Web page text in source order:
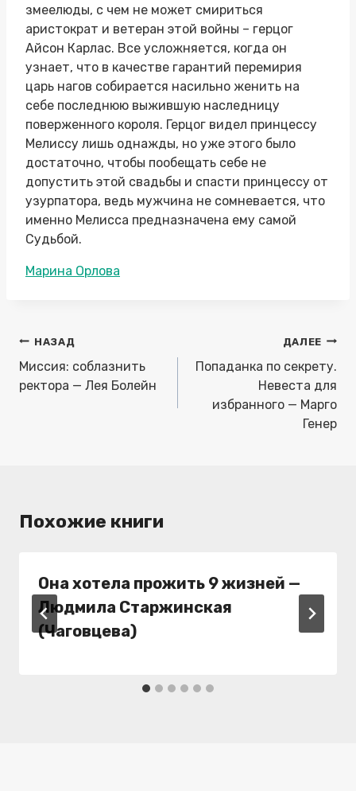
змеелюды, с чем не может смириться
аристократ и ветеран этой войны – герцог
Айсон Карлас. Все усложняется, когда он
узнает, что в качестве гарантий перемирия
царь нагов собирается насильно женить на
себе последнюю выжившую наследницу
поверженного короля. Герцог видел принцессу
Мелиссу лишь однажды, но уже этого было
достаточно, чтобы пообещать себе не
допустить этой свадьбы и спасти принцессу от
узурпатора, ведь мужчина не сомневается, что
именно Мелисса предназначена ему самой
Судьбой.
Метки
Марина Орлова
Навигация
по
записям
НАЗАД
Миссия: соблазнить
ректора — Лея Болейн
ДАЛЕЕ
Попаданка по секрету.
Невеста для
избранного — Марго
Генер
Похожие книги
Она хотела прожить 9 жизней —
Людмила Старжинская
(Чаговцева)